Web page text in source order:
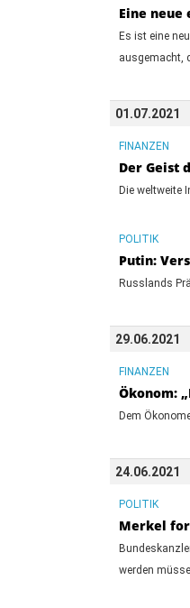
Eine
Es ist eine
ausgemacht,
01.07.2021
FINANZEN
Der Geist
Die weltweite
POLITIK
Putin:
Russlands
29.06.2021
FINANZEN
Ökonom:
Dem
24.06.2021
POLITIK
Merkel
werden